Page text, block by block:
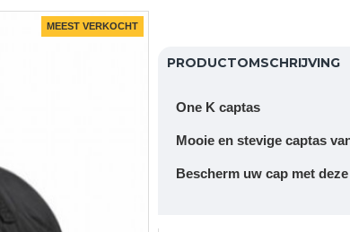
MEEST VERKOCHT
PRODUCTOMSCHRIJVING
One K captas
Mooie en stevige captas
Bescherm uw cap met